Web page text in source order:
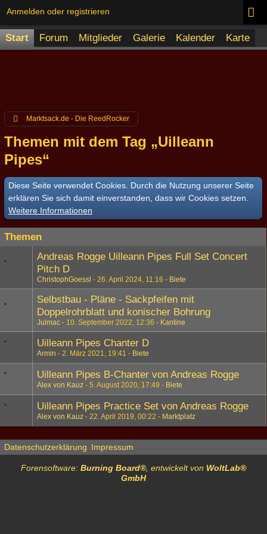
Anmelden oder registrieren
Start Forum Mitglieder Galerie Kalender Karte
Marktsack.de - Die ReedRocker
Themen mit dem Tag „Uilleann
Pipes“
Diese Seite verwendet Cookies. Durch die Nutzung unserer Seite
erklären Sie sich damit einverstanden, dass wir Cookies setzen.
Weitere Informationen
Themen
Andreas Rogge Uilleann Pipes Full Set Concert
Pitch D
ChristophGoessl 26. April 2024, 11:16 Biete
Selbstbau - Pläne - Sackpfeifen mit
Doppelrohrblatt und konischer Bohrung
Julmac 10. September 2022, 12:36 Kantine
Uilleann Pipes Chanter D
Armin 2. März 2021, 19:41 Biete
Uilleann Pipes B-Chanter von Andreas Rogge
Alex von Kauz 5. August 2020, 17:49 Biete
Uilleann Pipes Practice Set von Andreas Rogge
Alex von Kauz 22. April 2019, 00:22 Marktplatz
Datenschutzerklärung Impressum
Forensoftware: Burning Board®, entwickelt von WoltLab®
GmbH